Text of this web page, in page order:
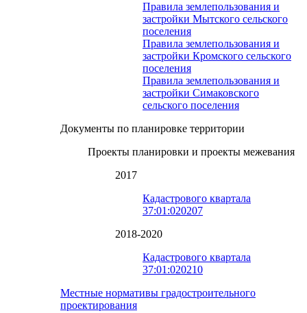
Правила землепользования и
застройки Мытского сельского
поселения
Правила землепользования и
застройки Кромского сельского
поселения
Правила землепользования и
застройки Симаковского
сельского поселения
Документы по планировке территории
Проекты планировки и проекты межевания
2017
Кадастрового квартала
37:01:020207
2018-2020
Кадастрового квартала
37:01:020210
Местные нормативы градостроительного
проектирования